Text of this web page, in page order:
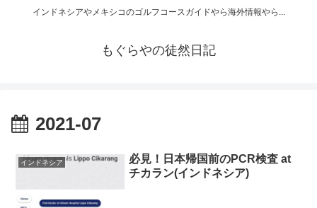
インドネシアやメキシコのゴルフコースガイドやら海外情報やら...
もぐらやの徒然日記
2021-07
インドネシア
必見！日本帰国前のPCR検査 at
チカラン(インドネシア)